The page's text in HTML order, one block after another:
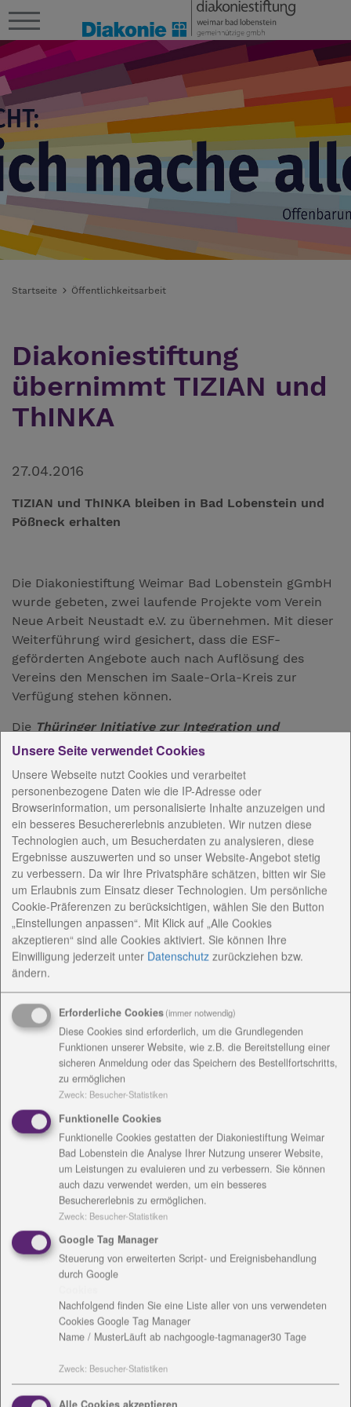
Startseite Öffentlichkeitsarbeit
Diakoniestiftung
übernimmt TIZIAN und
ThINKA
27.04.2016
TIZIAN und ThINKA bleiben in Bad Lobenstein und
Pößneck erhalten
Die Diakoniestiftung Weimar Bad Lobenstein gGmbH
wurde gebeten, zwei laufende Projekte vom Verein
Neue Arbeit Neustadt e.V. zu übernehmen. Mit dieser
Weiterführung wird gesichert, dass die ESF-
geförderten Angebote auch nach Auflösung des
Vereins den Menschen im Saale-Orla-Kreis zur
Verfügung stehen können.
Die Thüringer Initiative zur Integration und
Armutsbekämpfung mit Nachhaltigkeit
ist eine niedrigschwellige Unterstützung für
Alleinerziehende und Familien in Form von
tagesstrukturierenden Angeboten, Beratung und
Vermittlung in bestehende Hilfestrukturen,
Einbeziehung der Kinder und Armutsprävention. „Als
neuen Standort des TIZIAN-Projektes haben wir uns
bewusst für die Stadt Pößneck entschieden.
Bürgermeister Michael Modde unterstützt aktiv die
Initiative und hofft auf positive Auswirkungen für die
Menschen in der Stadt. Die neuen Räumlichkeiten in
der Bahnhofstraße sind auf die Bedarfe der
sozialräumlichen Bezug herstellen, um
Netzwerkarbeit besser zu gestalten“, sagt Bettina
Schmidt, Geschäftsbereichsleiterin
Eingliederungshilfen Arbeit/ Flüchtlinge/ offene
Hilfen, der Diakoniestiftung.
DieThüringer Initiative für Integration und
Nachhaltigkeit, Kooperation und Aktivierung
(ThINKA)
ist ein seit mehreren Jahren in Bad Lobenstein
etabliertes, offenes Beratungsangebot mit
Einzelfallarbeit in Form von individueller Beratung
und Vermittlung von hilfebedürftigen Personen in
allen Lebenslagen. Die Mitarbeitenden von ThINKA
Flüchtlinge. Der bisherige Standort Bad Lobenstein
bleibt für das ThINKA Projekt erhalten, es wird ein
vorbereitet.
Einen neuenDiakonieladen
Unsere Seite verwendet Cookies
Unsere Webseite nutzt Cookies und verarbeitet
personenbezogene Daten wie die IP-Adresse oder
Browserinformation, um personalisierte Inhalte anzuzeigen und
ein besseres Besuchererlebnis anzubieten. Wir nutzen diese
Technologien auch, um Besucherdaten zu analysieren, diese
Ergebnisse auszuwerten und so unser Website-Angebot stetig
zu verbessern. Da wir Ihre Privatsphäre schätzen, bitten wir Sie
um Erlaubnis zum Einsatz dieser Technologien. Um persönliche
Cookie-Präferenzen zu berücksichtigen, wählen Sie den Button
„Einstellungen anpassen“. Mit Klick auf „Alle Cookies
akzeptieren“ sind alle Cookies aktiviert. Sie können Ihre
Einwilligung jederzeit unter Datenschutz zurückziehen bzw.
ändern.
Erforderliche Cookies(immer notwendig)
Diese Cookies sind erforderlich, um die Grundlegenden
Funktionen unserer Website, wie z.B. die Bereitstellung einer
sicheren Anmeldung oder das Speichern des Bestellfortschritts,
zu ermöglichen
Zweck: Besucher-Statistiken
Funktionelle Cookies
Funktionelle Cookies gestatten der Diakoniestiftung Weimar
Bad Lobenstein die Analyse Ihrer Nutzung unserer Website,
um Leistungen zu evaluieren und zu verbessern. Sie können
auch dazu verwendet werden, um ein besseres
Besuchererlebnis zu ermöglichen.
Zweck: Besucher-Statistiken
Google Tag Manager
Steuerung von erweiterten Script- und Ereignisbehandlung
durch Google
Nachfolgend finden Sie eine Liste aller von uns verwendeten
Cookies Google Tag Manager
Name / MusterLäuft ab nachgoogle-tagmanager30 Tage
Zweck: Besucher-Statistiken